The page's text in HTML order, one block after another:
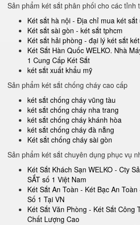
Sản phẩm két sắt phân phối cho các tỉnh
Két sắt hà nội - Địa chỉ mua két sắt
Két sắt sài gòn - két sắt tphcm
Két sắt hải phòng - đại lý két sắt
Két Sắt Hàn Quốc WELKO. Nhà
1 Cung Cấp Két Sắt
két sắt xuất khẩu mỹ
Sản phẩm két sắt chống cháy cao cấp
két sắt chống cháy vũng tàu
két sắt chống cháy nha trang
két sắt chống cháy khánh hòa
két sắt chống cháy đà nẵng
Két sắt chống cháy sài gòn
Sản phẩm két sắt chuyên dụng phục vụ
Két Sắt Khách Sạn WELKO - Cty
SẮT số 1 Việt Nam
Két Sắt An Toàn - Két Bạc An
Số 1 Tại VN
Két Sắt Văn Phòng - Két Sắt Công
Chất Lượng Cao